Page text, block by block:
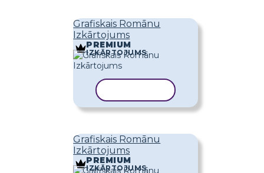
Grafiskais Romānu
Izkārtojums
PREMIUM
IZKĀRTOJUMS
Grafiskais Romānu
Izkārtojums
PREMIUM
IZKĀRTOJUMS